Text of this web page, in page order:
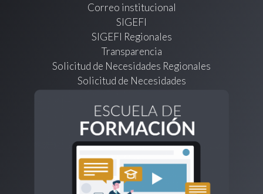
Correo institucional
SIGEFI
SIGEFI Regionales
Transparencia
Solicitud de Necesidades Regionales
Solicitud de Necesidades